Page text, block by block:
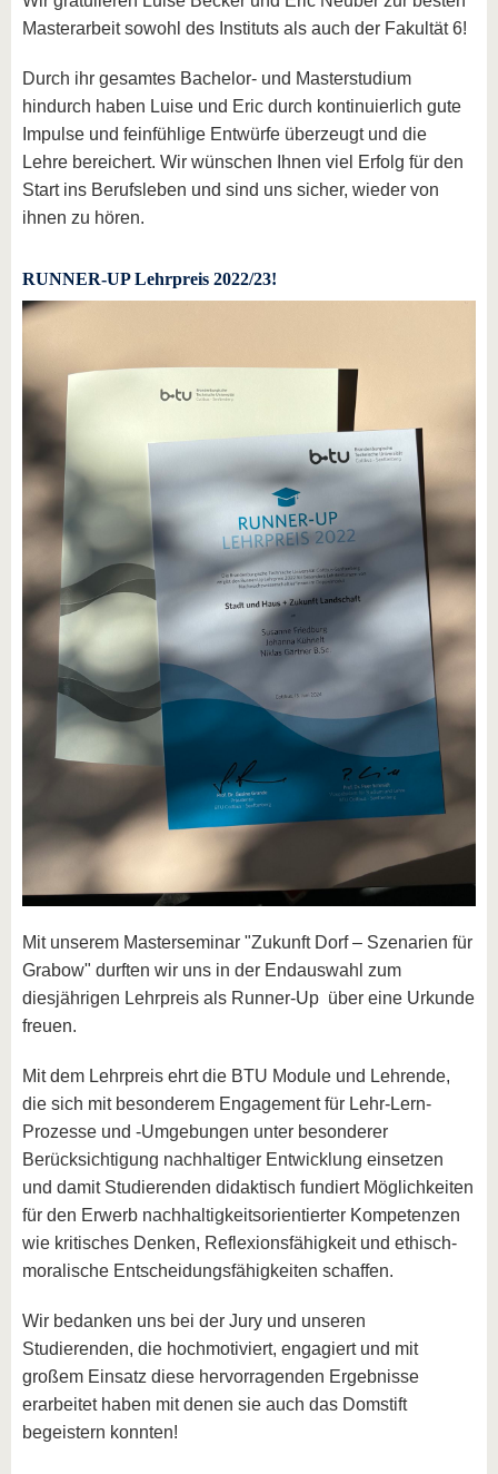
Masterarbeit sowohl des Instituts als auch der Fakultät 6!
Durch ihr gesamtes Bachelor- und Masterstudium
hindurch haben Luise und Eric durch kontinuierlich gute
Impulse und feinfühlige Entwürfe überzeugt und die
Lehre bereichert. Wir wünschen Ihnen viel Erfolg für den
Start ins Berufsleben und sind uns sicher, wieder von
ihnen zu hören.
RUNNER-UP Lehrpreis 2022/23!
Mit unserem Masterseminar "Zukunft Dorf – Szenarien für
Grabow" durften wir uns in der Endauswahl zum
diesjährigen Lehrpreis als Runner-Up über eine Urkunde
freuen.
Mit dem Lehrpreis ehrt die BTU Module und Lehrende,
die sich mit besonderem Engagement für Lehr-Lern-
Prozesse und -Umgebungen unter besonderer
Berücksichtigung nachhaltiger Entwicklung einsetzen
und damit Studierenden didaktisch fundiert Möglichkeiten
für den Erwerb nachhaltigkeitsorientierter Kompetenzen
wie kritisches Denken, Reflexionsfähigkeit und ethisch-
moralische Entscheidungsfähigkeiten schaffen.
Wir bedanken uns bei der Jury und unseren
Studierenden, die hochmotiviert, engagiert und mit
großem Einsatz diese hervorragenden Ergebnisse
erarbeitet haben mit denen sie auch das Domstift
begeistern konnten!